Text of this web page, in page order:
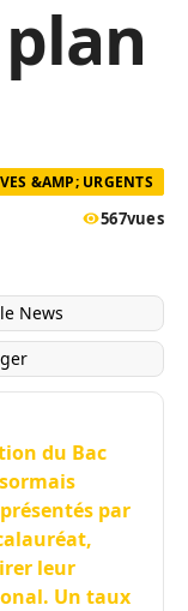
&AMP; URGENTS
567vues
News
du Bac
par
leur
Un taux